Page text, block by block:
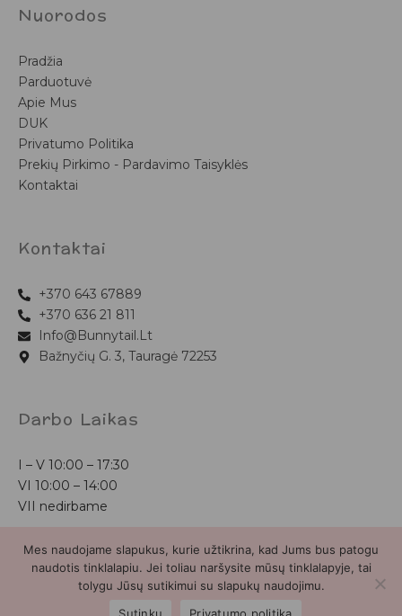
Nuorodos
Pradžia
Parduotuvė
Apie Mus
DUK
Privatumo Politika
Prekių Pirkimo - Pardavimo Taisyklės
Kontaktai
Kontaktai
+370 643 67889
+370 636 21 811
Info@bunnytail.lt
Bažnyčių G. 3, Tauragė 72253
Darbo Laikas
I – V 10:00 – 17:30
VI 10:00 – 14:00
VII nedirbame
Bunnytail.lt| Copyright 2026 | Svetainė sukurtaMyra.lt
Mes naudojame slapukus, kurie užtikrina, kad Jums bus patogu
naudotis tinklalapiu. Jei toliau naršysite mūsų tinklalapyje, tai
tolygu Jūsų sutikimui su slapukų naudojimu.
Sutinku
Privatumo politika